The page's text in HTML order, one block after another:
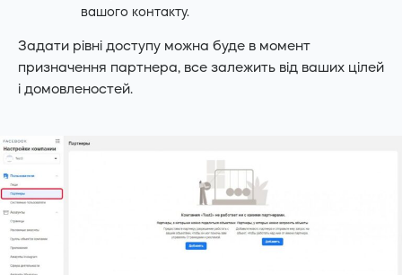
вашого контакту.
Задати рівні доступу можна буде в момент
призначення партнера, все залежить від ваших цілей
і домовленостей.